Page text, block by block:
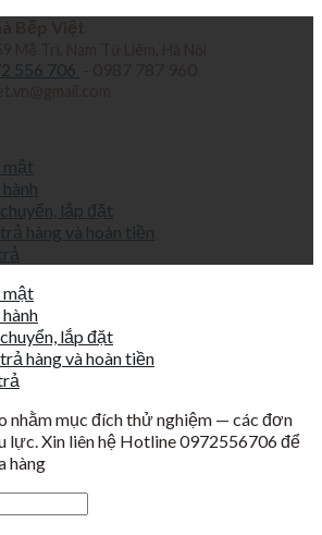
556 706
mật
lắp đặt
hàng và hoàn tiền
mật
lắp đặt
hàng và hoàn tiền
nhằm mục đích thử nghiệm — các đơn
lực. Xin liên hệ Hotline 0972556706 để
hàng